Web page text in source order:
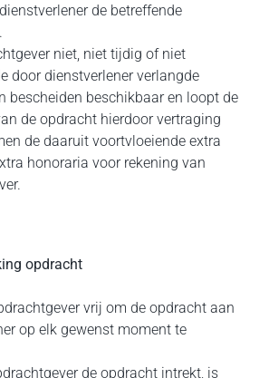
de betreffende
niet, niet tijdig of niet
door dienstverlener verlangde
bescheiden beschikbaar en loopt de
de opdracht hierdoor vertraging
de daaruit voortvloeiende extra
honoraria voor rekening van
opdracht
vrij om de opdracht aan
op elk gewenst moment te
de opdracht intrekt, is